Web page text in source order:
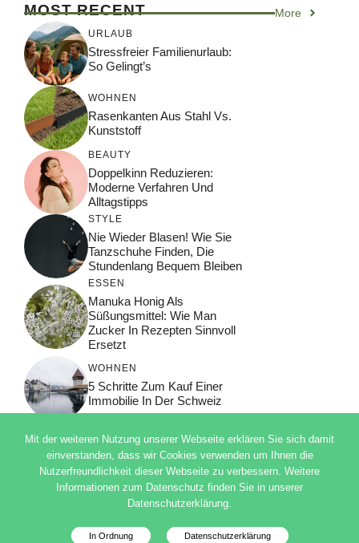
MOST RECENT More
URLAUB
Stressfreier Familienurlaub:
So Gelingt’s
WOHNEN
Rasenkanten Aus Stahl Vs.
Kunststoff
BEAUTY
Doppelkinn Reduzieren:
Moderne Verfahren Und
Alltagstipps
STYLE
Nie Wieder Blasen! Wie Sie
Tanzschuhe Finden, Die
Stundenlang Bequem Bleiben
ESSEN
Manuka Honig Als
Süßungsmittel: Wie Man
Zucker In Rezepten Sinnvoll
Ersetzt
WOHNEN
5 Schritte Zum Kauf Einer
Immobilie In Der Schweiz
© 2026 ADSIMPLE
DATENSCHUTZERKLÄRUNG
Mit der weiteren Nutzung unserer Webseite erklären Sie sich damit
einverstanden, dass wir Cookies verwenden um Ihnen die
Nutzerfreundlichkeit dieser Webseite zu verbessern. Weitere
Informationen zum Datenschutz finden Sie in unserer
Datenschutzerklärung.
In Ordnung Datenschutzerklärung
Deutsch